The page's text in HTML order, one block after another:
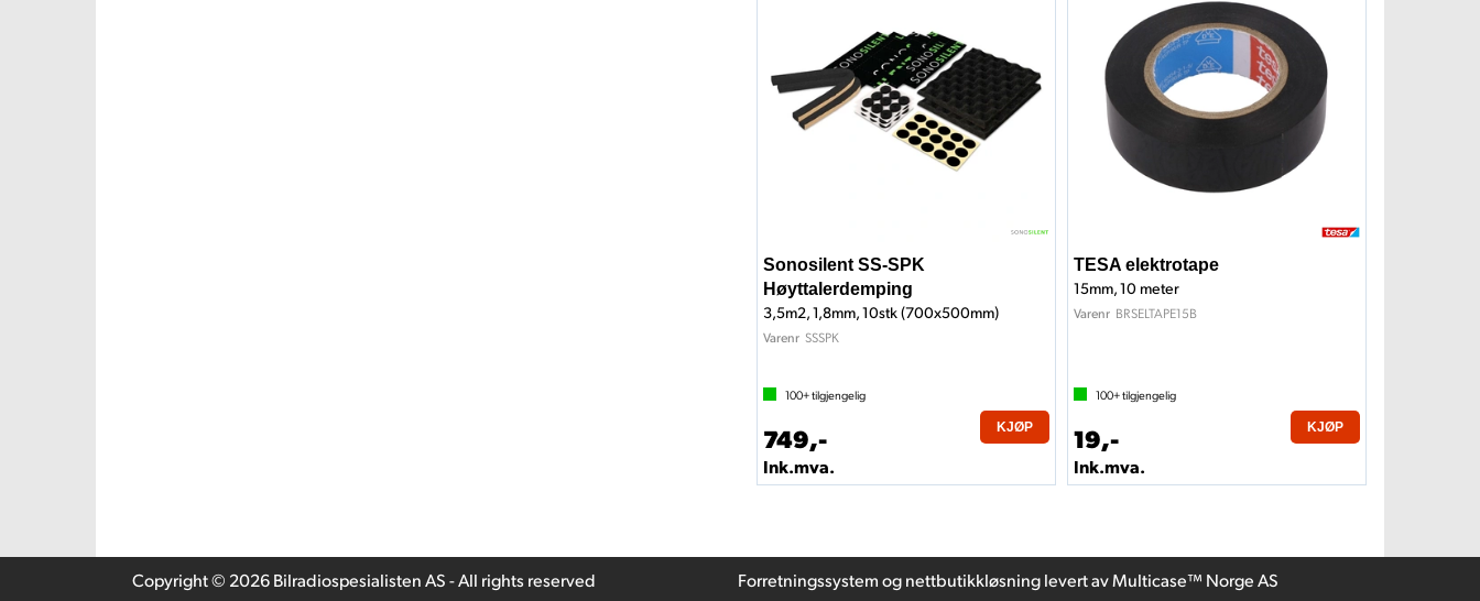
Sonosilent SS-SPK
Høyttalerdemping
3,5m2, 1,8mm, 10stk (700x500mm)
Varenr SSSPK
100+tilgjengelig
749,-
Ink.mva.
KJØP
TESA elektrotape
15mm, 10 meter
Varenr BRSELTAPE15B
100+tilgjengelig
19,-
Ink.mva.
KJØP
Copyright © 2026 Bilradiospesialisten AS - All rights reserved Forretningssystemognettbutikkløsninglevert avMulticase™ Norge AS